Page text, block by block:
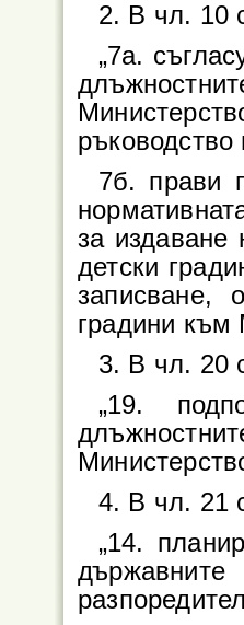
2. В чл. 10
„7а.
7б. прави
за издаване
детски
записване,
градини към
3. В чл. 20
„19.
4. В чл. 21
„14.
държавните